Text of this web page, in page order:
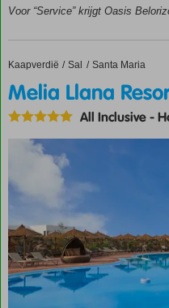
Maria
speeltuin en
kinderbaden
verblijf
o.b.v. All
Voor “Service” krijgt Oasis
Home
Kaapverdië Sal Santa Maria
Melia Llana Resort & SPA
Melia Llana
All Inclusive-